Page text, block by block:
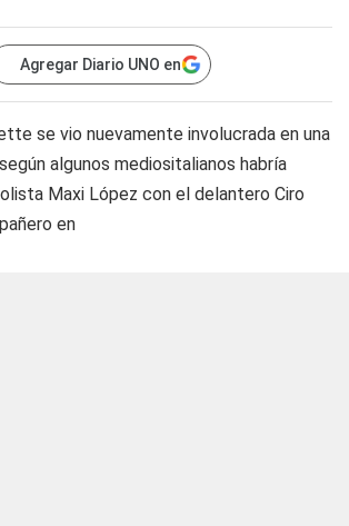
Agregar Diario UNO en
se vio nuevamente involucrada en una
algunos mediositalianos habría
Maxi López con el delantero Ciro
en